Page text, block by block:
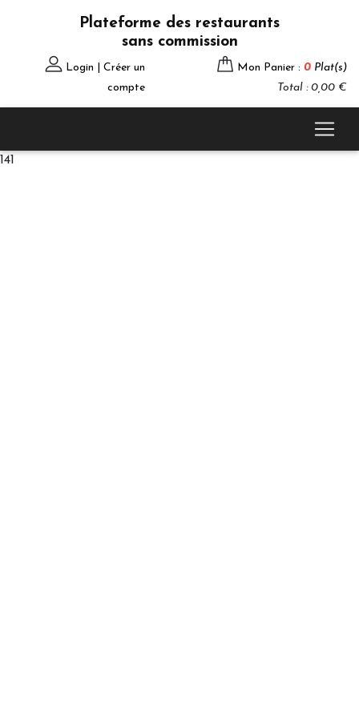
Plateforme des restaurants
sans commission
Login | Créer un
compte
Mon Panier : 0 Plat(s)
Total : 0,00 €
141